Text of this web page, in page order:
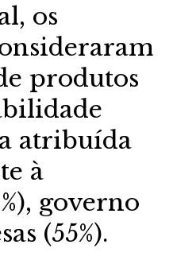
os
produtos
atribuída
à
governo
(55%).